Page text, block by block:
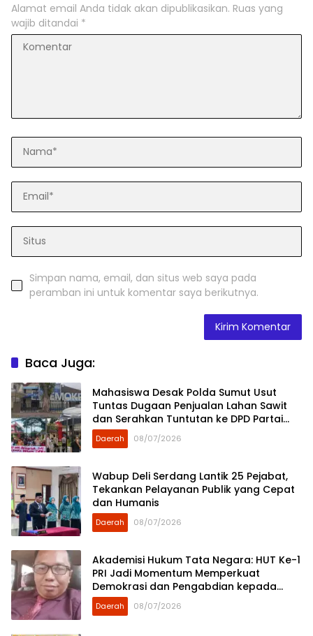
Alamat email Anda tidak akan dipublikasikan. Ruas yang
wajib ditandai *
Simpan nama, email, dan situs web saya pada
peramban ini untuk komentar saya berikutnya.
Baca Juga:
Mahasiswa Desak Polda Sumut Usut
Tuntas Dugaan Penjualan Lahan Sawit
dan Serahkan Tuntutan ke DPD Partai
Demokrat Sumut
Daerah 08/07/2026
Wabup Deli Serdang Lantik 25 Pejabat,
Tekankan Pelayanan Publik yang Cepat
dan Humanis
Daerah 08/07/2026
Akademisi Hukum Tata Negara: HUT Ke-1
PRI Jadi Momentum Memperkuat
Demokrasi dan Pengabdian kepada
Rakyat
Daerah 08/07/2026